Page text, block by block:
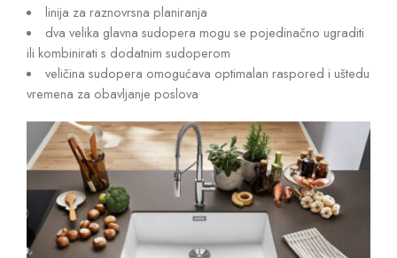
linija za raznovrsna planiranja
dva velika glavna sudopera mogu se pojedinačno ugraditi
ili kombinirati s dodatnim sudoperom
veličina sudopera omogućava optimalan raspored i uštedu
vremena za obavljanje poslova